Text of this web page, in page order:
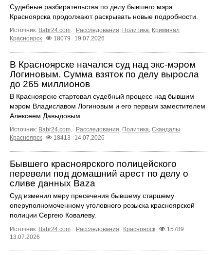
Судебные разбирательства по делу бывшего мэра
Красноярска продолжают раскрывать новые подробности.
Источник: Babr24.com Расследования Политика Криминал
Красноярск
18079 19.07.2026
В Красноярске начался суд над экс-мэром
Логиновым. Сумма взяток по делу выросла
до 265 миллионов
В Красноярске стартовал судебный процесс над бывшим
мэром Владиславом Логиновым и его первым заместителем
Алексеем Давыдовым.
Источник: Babr24.com. Расследования, Политика, Скандалы
Красноярск
18413 14.07.2026
Бывшего красноярского полицейского
перевели под домашний арест по делу о
сливе данных Baza
Суд изменил меру пресечения бывшему старшему
оперуполномоченному уголовного розыска красноярской
полиции Сергею Ковалеву.
Источник: Babr24.com. Расследования Красноярск
15789
13.07.2026